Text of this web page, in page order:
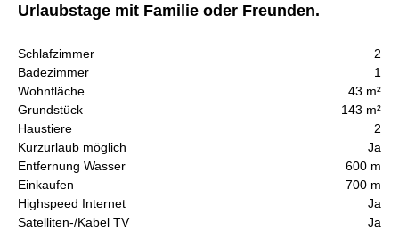
Urlaubstage mit Familie oder Freunden.
Schlafzimmer
2
Badezimmer
1
Wohnfläche
43 m²
Grundstück
143 m²
Haustiere
2
Kurzurlaub möglich
Ja
Entfernung Wasser
600 m
Einkaufen
700 m
Highspeed Internet
Ja
Satelliten-/Kabel TV
Ja